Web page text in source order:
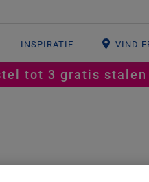
INSPIRATIE VIND
tot 3 gratis